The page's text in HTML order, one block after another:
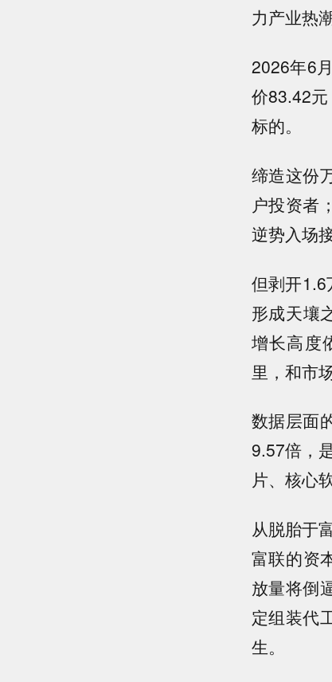
力产业热
2026年6
价83.42
标的。
缔造这份
户投资者
逆势入场
但剥开1.6
形成天壤
增长高度
里，和市
数据层面
9.57倍，
片、核心
从脱胎于
富联的资
放量将倒
定组装代
生。